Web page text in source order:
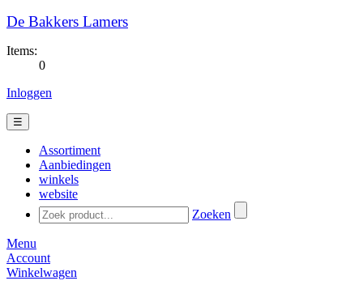
De Bakkers Lamers
Items:
0
Inloggen
☰
Assortiment
Aanbiedingen
winkels
website
Zoeken
Menu
Account
Winkelwagen